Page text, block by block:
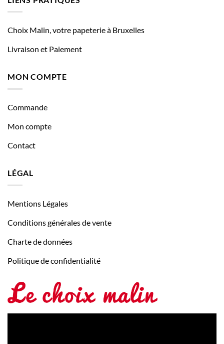
Choix Malin, votre papeterie à Bruxelles
Livraison et Paiement
MON COMPTE
Commande
Mon compte
Contact
LÉGAL
Mentions Légales
Conditions générales de vente
Charte de données
Politique de confidentialité